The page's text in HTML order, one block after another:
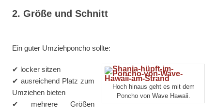
2. Größe und Schnitt
Ein guter Umziehponcho sollte:
Hoch hinaus geht es mit dem
Poncho von Wave Hawaii.
✔ locker sitzen
✔ ausreichend Platz zum
Umziehen bieten
✔ mehrere Größen